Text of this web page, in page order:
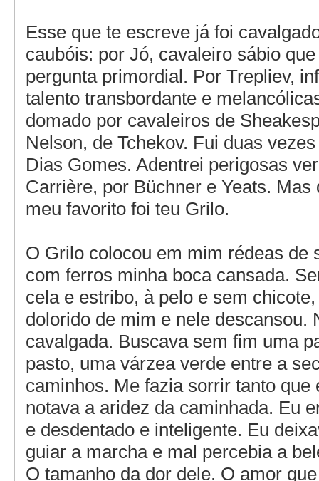
Esse que te escreve já foi
caubóis: por Jó, cavaleiro sábio
pergunta primordial. Por Trepliev,
talento transbordante e
domado por cavaleiros de
Nelson, de Tchekov. Fui duas
Dias Gomes. Adentrei perigosas
Carrière, por Büchner e Yeats. Mas
meu favorito foi teu Grilo.
O Grilo colocou em mim rédeas de
com ferros minha boca cansada.
cela e estribo, à pelo e sem
dolorido de mim e nele descansou.
cavalgada. Buscava sem fim uma
pasto, uma várzea verde entre a
caminhos. Me fazia sorrir tanto que
notava a aridez da caminhada. Eu
e desdentado e inteligente. Eu
guiar a marcha e mal percebia a
O tamanho da dor dele. O amor